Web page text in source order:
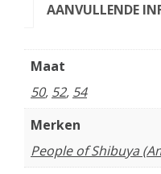
AANVULLENDE
Maat
50, 52, 54
Merken
People of Shibuya